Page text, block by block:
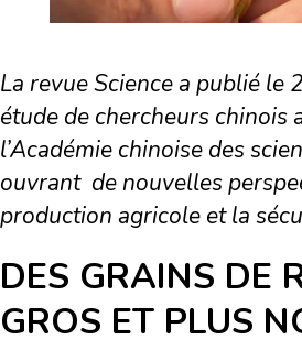
La revue Science a publié le
étude de chercheurs chinois
l’Académie chinoise des
ouvrant de nouvelles
production agricole et la
DES GRAINS DE
GROS ET PLUS